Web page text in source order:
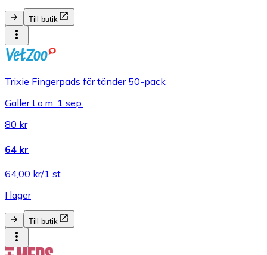
Till butik
Trixie Fingerpads för tänder 50-pack
Gäller t.o.m. 1 sep.
80 kr
64 kr
64,00 kr/1 st
I lager
Till butik